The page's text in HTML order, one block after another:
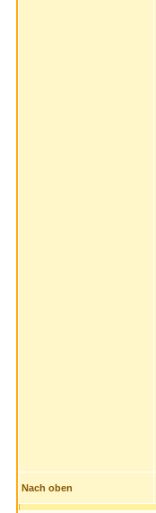
Nach oben